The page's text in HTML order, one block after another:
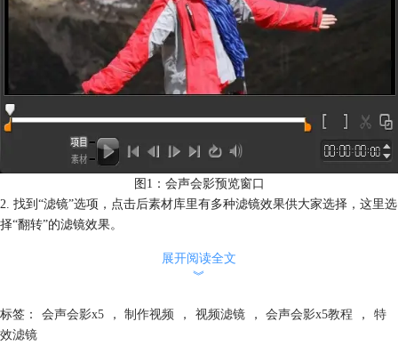
图1：会声会影预览窗口
2. 找到“滤镜”选项，点击后素材库里有多种滤镜效果供大家选择，这里选
择“翻转”的滤镜效果。
展开阅读全文
︾
标签： 会声会影x5 ， 制作视频 ， 视频滤镜 ， 会声会影x5教程 ，
特
效滤镜